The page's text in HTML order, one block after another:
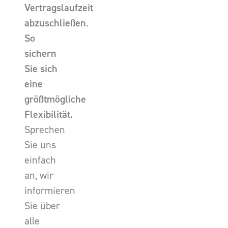
Vertragslaufzeit
abzuschließen.
So
sichern
Sie sich
eine
größtmögliche
Flexibilität.
Sprechen
Sie uns
einfach
an, wir
informieren
Sie über
alle